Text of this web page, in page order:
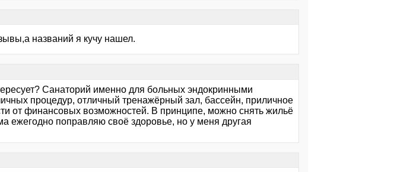
названий я кучу нашел.
Санаторий именно для больных эндокринными
процедур, отличный тренажёрный зал, бассейн, приличное
от финансовых возможностей. В принципе, можно снять жильё
ежегодно поправляю своё здоровье, но у меня другая